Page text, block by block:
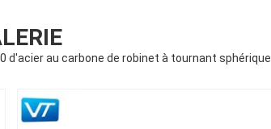
d'acier au carbone de robinet à tournant sphérique